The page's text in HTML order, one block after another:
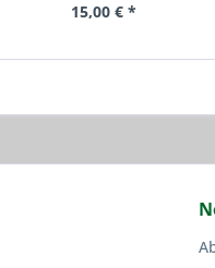
15,00 € *